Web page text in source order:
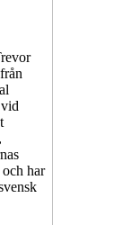
har